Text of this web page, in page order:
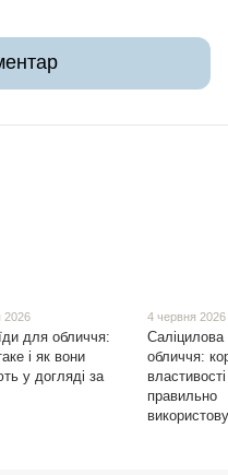
2026
для обличчя:
і як вони
у догляді за
4 червня 2026
обличчя:
правильно